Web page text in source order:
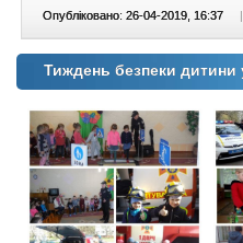
Опубліковано: 26-04-2019, 16:37 |
Тиждень безпеки